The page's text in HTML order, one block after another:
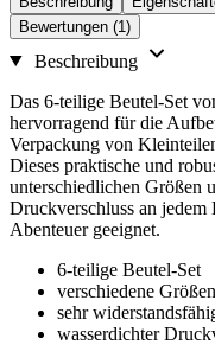
Bewertungen (1)
Beschreibung
Das 6-teilige Beutel-Set
hervorragend für die
Verpackung von
Dieses praktische und
unterschiedlichen Größen
Druckverschluss an
Abenteuer geeignet.
6-teilige Beutel-Set
verschiedene Größen
sehr
wasserdichter